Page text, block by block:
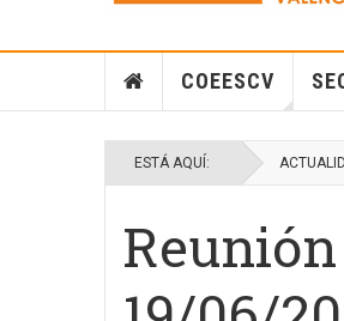
COEESCV
ESTÁ AQUÍ:
Reunión